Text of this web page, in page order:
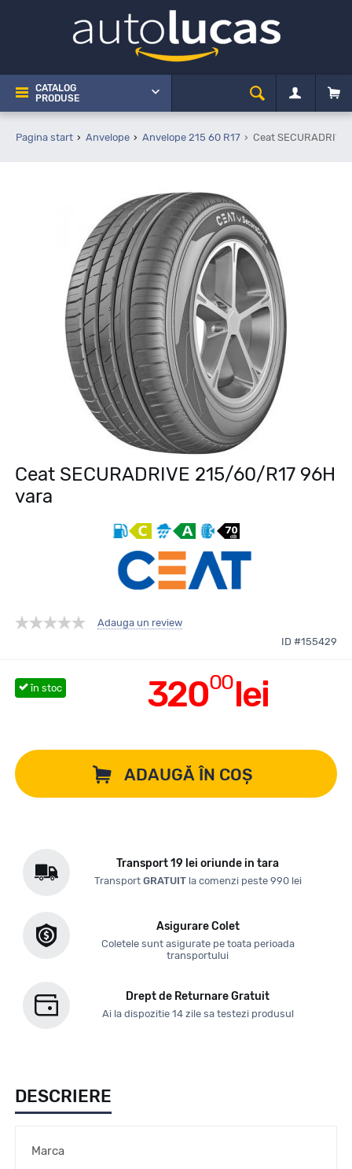
CATALOG
PRODUSE
Pagina start Anvelope Anvelope 215 60 R17 Ceat
Ceat SECURADRIVE 215/60/R17 96H
vara
Adauga un review
ID #155429
32000lei
în stoc
ADAUGĂ ÎN COȘ
Transport 19 lei oriunde in tara
Transport GRATUITla comenzi peste 990 lei
Asigurare Colet
Coletele sunt asigurate pe toata perioada
transportului
Drept de Returnare Gratuit
Ai la dispozitie 14 zile sa testezi produsul
DESCRIERE
Marca